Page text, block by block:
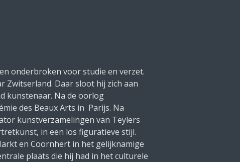
onderbroken voor studie en verzet.
Zwitserland. Daar sloot hij zich aan
kunstenaar. Na de oorlog
des Beaux Arts in Parijs. Na
kunstverzamelingen van Teylers
in een los figuratieve stijl.
en Coornhert in het gelijknamige
plaats die hij had in het culturele